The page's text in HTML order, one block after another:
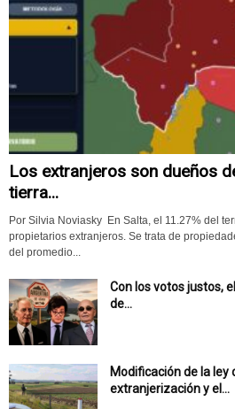
Los extranjeros son dueños
tierra...
Por Silvia Noviasky En Salta, el 11.27% del
propietarios extranjeros. Se trata de
del promedio...
Con los votos justos,
de...
Modificación de la ley
extranjerización y el...